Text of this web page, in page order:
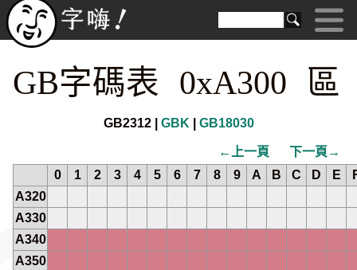
GB字碼表 0xA300 區
GB2312 | GBK GB18030
←上一頁
下一頁→
0
1 2 3 4 5 6 7 8 9 A B C D E
A320
A330
A340
A350